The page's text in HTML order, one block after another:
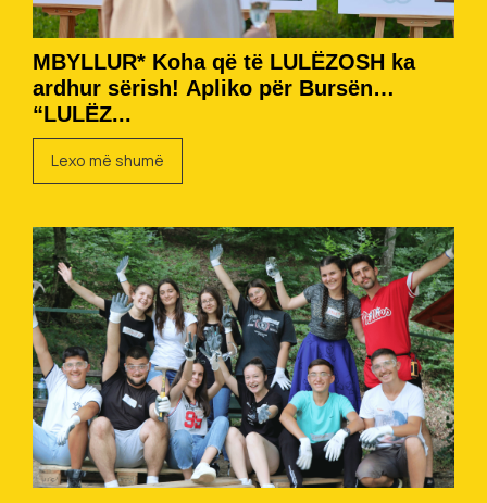
MBYLLUR* Koha që të LULËZOSH ka
ardhur sërish! Apliko për Bursën
“LULËZ...
Lexo më shumë